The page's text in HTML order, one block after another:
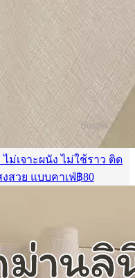
ม่เจาะผนัง ไม่ใช้ราว ติด
สวย แบบคาเฟ่฿80